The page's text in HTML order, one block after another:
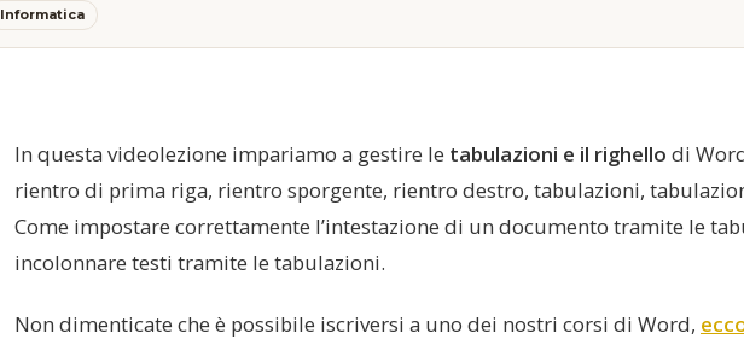
Informatica
In questa videolezione impariamo a gestire le tabulazioni e il righello di
rientro di prima riga, rientro sporgente, rientro destro, tabulazioni,
Come impostare correttamente l’intestazione di un documento tramite le
incolonnare testi tramite le tabulazioni.
Non dimenticate che è possibile iscriversi a uno dei nostri corsi di Word,